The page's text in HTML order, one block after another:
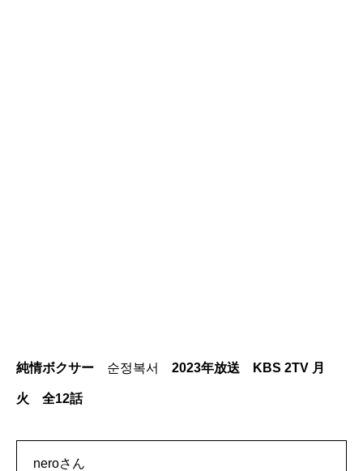
純情ボクサー 순정복서 2023年放送 KBS 2TV 月
火 全12話
neroさん